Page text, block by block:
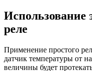
Использование
реле
Применение простого
датчик температуры от
величины будет